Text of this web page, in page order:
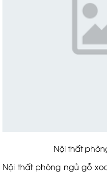
Nội thất
Nội thất phòng ngủ gỗ